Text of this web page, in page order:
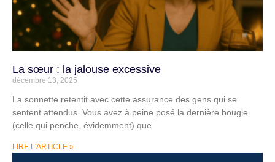
La sœur : la jalouse excessive
décembre 13, 2025
La sonnette retentit avec cette assurance des gens qui se
sentent attendus. Vous avez à peine posé la dernière bougie
(celle qui penche, évidemment) que
LIRE L'ARTICLE »